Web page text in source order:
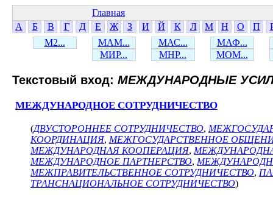
Главная
А
Б В Г Д Е Ж З И Й К Л М Н О П
М2...
МАМ... МАС...
МАФ...
МИР...
МНР... МОМ...
Текстовый вход: МЕЖДУНАРОДНЫЕ
МЕЖДУНАРОДНОЕ СОТРУДНИЧЕСТВО
(ДВУСТОРОННЕЕ СОТРУДНИЧЕСТВО,
КООРДИНАЦИЯ, МЕЖГОСУДАРСТВЕННОЕ
МЕЖДУНАРОДНАЯ КООПЕРАЦИЯ,
МЕЖДУНАРОДНОЕ ПАРТНЕРСТВО,
МЕЖПРАВИТЕЛЬСТВЕННОЕ СОТРУДНИЧЕСТВО,
ТРАНСНАЦИОНАЛЬНОЕ СОТРУДНИЧЕСТВО)